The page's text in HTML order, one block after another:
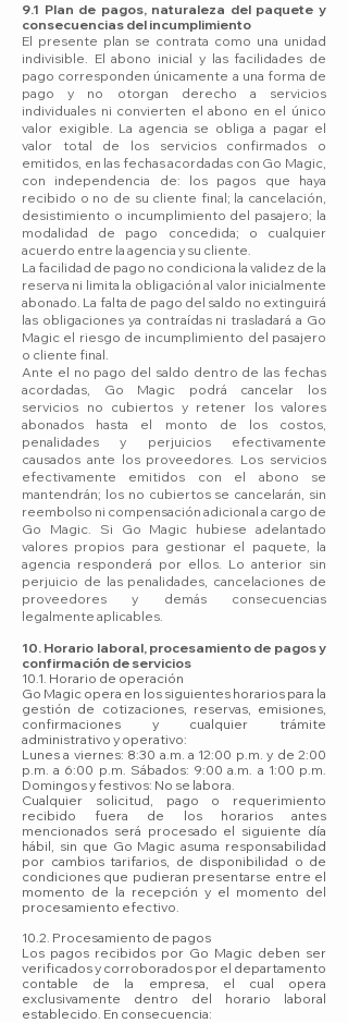
9.1 Plan de pagos, naturaleza del paquete y
consecuencias del incumplimiento
El presente plan se contrata como una unidad
indivisible. El abono inicial y las facilidades de
pago corresponden únicamente a una forma de
pago y no otorgan derecho a servicios
individuales ni convierten el abono en el único
valor exigible. La agencia se obliga a pagar el
valor total de los servicios confirmados o
emitidos, en las fechas acordadas con Go Magic,
con independencia de: los pagos que haya
recibido o no de su cliente final; la cancelación,
desistimiento o incumplimiento del pasajero; la
modalidad de pago concedida; o cualquier
acuerdo entre la agencia y su cliente.
La facilidad de pago no condiciona la validez de la
reserva ni limita la obligación al valor inicialmente
abonado. La falta de pago del saldo no extinguirá
las obligaciones ya contraídas ni trasladará a Go
Magic el riesgo de incumplimiento del pasajero
o cliente final.
Ante el no pago del saldo dentro de las fechas
acordadas, Go Magic podrá cancelar los
servicios no cubiertos y retener los valores
abonados hasta el monto de los costos,
penalidades y perjuicios efectivamente
causados ante los proveedores. Los servicios
efectivamente emitidos con el abono se
mantendrán; los no cubiertos se cancelarán, sin
reembolso ni compensación adicional a cargo de
Go Magic. Si Go Magic hubiese adelantado
valores propios para gestionar el paquete, la
agencia responderá por ellos. Lo anterior sin
perjuicio de las penalidades, cancelaciones de
proveedores y demás consecuencias
legalmente aplicables.
10. Horario laboral, procesamiento de pagos y
confirmación de servicios
10.1. Horario de operación
Go Magic opera en los siguientes horarios para la
gestión de cotizaciones, reservas, emisiones,
confirmaciones y cualquier trámite
administrativo y operativo:
Lunes a viernes: 8:30 a.m. a 12:00 p.m. y de 2:00
p.m. a 6:00 p.m. Sábados: 9:00 a.m. a 1:00 p.m.
Domingos y festivos: No se labora.
Cualquier solicitud, pago o requerimiento
recibido fuera de los horarios antes
mencionados será procesado el siguiente día
hábil, sin que Go Magic asuma responsabilidad
por cambios tarifarios, de disponibilidad o de
condiciones que pudieran presentarse entre el
momento de la recepción y el momento del
procesamiento efectivo.
10.2. Procesamiento de pagos
Los pagos recibidos por Go Magic deben ser
verificados y corroborados por el departamento
contable de la empresa, el cual opera
exclusivamente dentro del horario laboral
establecido. En consecuencia: